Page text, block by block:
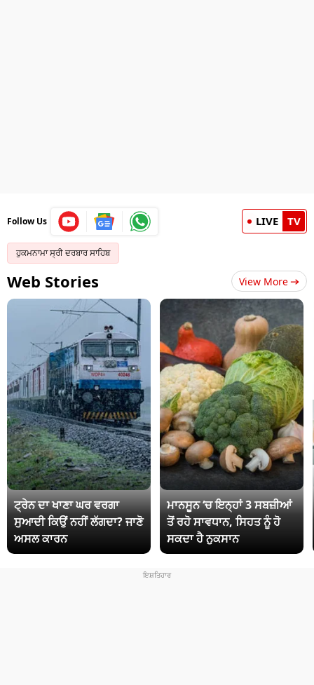
Follow Us LIVE TV
ਹੁਕਮਨਾਮਾ ਸ੍ਰੀ ਦਰਬਾਰ ਸਾਹਿਬ
Web Stories View More
ਟ੍ਰੇਨ ਦਾ ਖਾਣਾ ਘਰ ਵਰਗਾ
ਸੁਆਦੀ ਕਿਉਂ ਨਹੀਂ ਲੱਗਦਾ? ਜਾਣੋ
ਅਸਲ ਕਾਰਨ
ਮਾਨਸੂਨ ‘ਚ ਇਨ੍ਹਾਂ 3 ਸਬਜ਼ੀਆਂ
ਤੋਂ ਰਹੋ ਸਾਵਧਾਨ, ਸਿਹਤ ਨੂੰ ਹੋ
ਸਕਦਾ ਹੈ ਨੁਕਸਾਨ